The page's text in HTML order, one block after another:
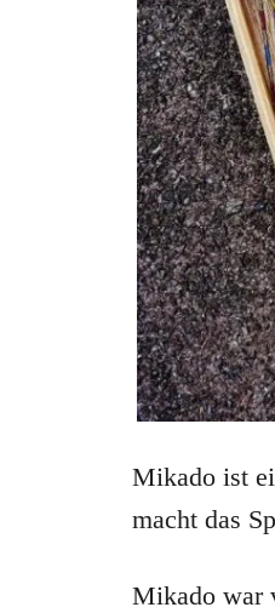
Mikado ist
macht das
Mikado war